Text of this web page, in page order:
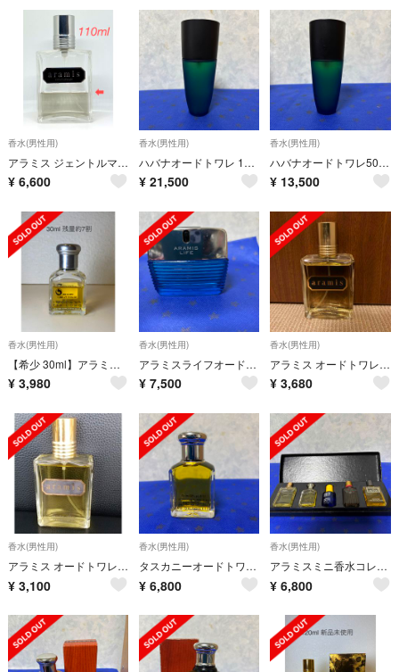
香水(男性用)
アラミス ジェントルマン オードトワレ オーデトワレ 110ml 香水
¥ 6,600
香水(男性用)
ハバナオードトワレ 100ml未使用
¥ 21,500
香水(男性用)
ハバナオードトワレ50ml未使用
¥ 13,500
香水(男性用)
【希少 30ml】アラミス タスカニー ペルウォモ オーデトワレ
¥ 3,980
香水(男性用)
アラミスライフオードトワレ50ml未使用
¥ 7,500
香水(男性用)
アラミス オードトワレ 110ml 95%残
¥ 3,680
香水(男性用)
アラミス オードトワレ110ml
¥ 3,100
香水(男性用)
タスカニーオードトワレ50ml未使用ボトルタイプ
¥ 6,800
香水(男性用)
アラミスミニ香水コレクション未使用
¥ 6,800